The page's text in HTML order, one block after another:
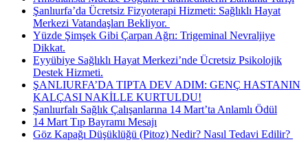
Şanlıurfa’da Ücretsiz Fizyoterapi Hizmeti: Sağlıklı Hayat
Merkezi Vatandaşları Bekliyor. ​
Yüzde Şimşek Gibi Çarpan Ağrı: Trigeminal Nevraljiye
Dikkat.
Eyyübiye Sağlıklı Hayat Merkezi’nde Ücretsiz Psikolojik
Destek Hizmeti.
ŞANLIURFA’DA TIPTA DEV ADIM: GENÇ HASTANIN
KALÇASI NAKİLLE KURTULDU!
Şanlıurfalı Sağlık Çalışanlarına 14 Mart’ta Anlamlı Ödül
14 Mart Tıp Bayramı Mesajı
Göz Kapağı Düşüklüğü (Pitoz) Nedir? Nasıl Tedavi Edilir? ​